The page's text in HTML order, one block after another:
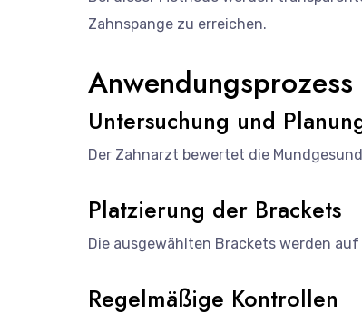
Zahnspange zu erreichen.
Untersuchung und
Der Zahnarzt bewertet die
Platzierung der Brackets
Die ausgewählten Brackets werden
Regelmäßige Kontrollen